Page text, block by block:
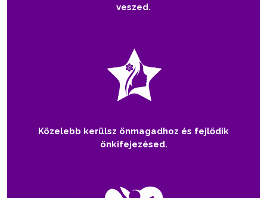
veszed.
Közelebb kerülsz önmagadhoz és fejlődik
önkifejezésed.